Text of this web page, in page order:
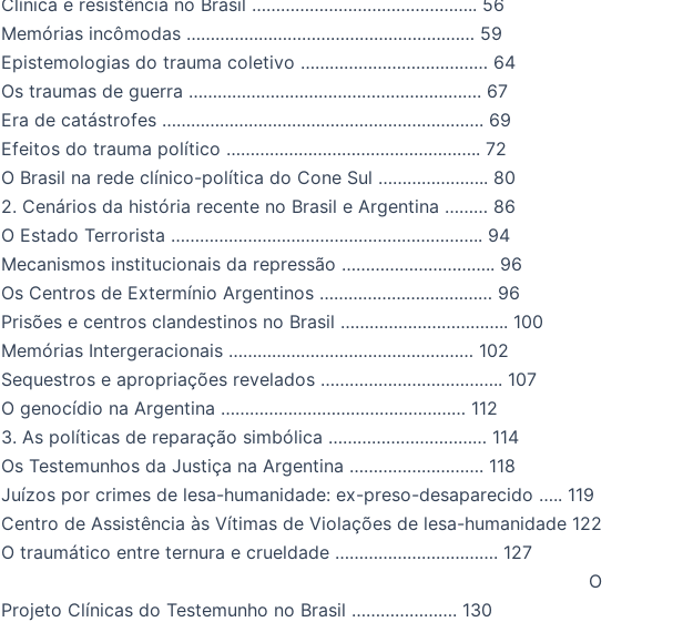
Memórias incômodas …………………………………………………… 59
Epistemologias do trauma coletivo ………………………………… 64
Os traumas de guerra ……………………………………………………. 67
Era de catástrofes …………………………………………………………. 69
Efeitos do trauma político …………………………………………….. 72
O Brasil na rede clínico-política do Cone Sul ………………….. 80
2. Cenários da história recente no Brasil e Argentina ……… 86
O Estado Terrorista ……………………………………………………….. 94
Mecanismos institucionais da repressão ………………………….. 96
Os Centros de Extermínio Argentinos ……………………………… 96
Prisões e centros clandestinos no Brasil …………………………….. 100
Memórias Intergeracionais …………………………………………… 102
Sequestros e apropriações revelados ……………………………….. 107
O genocídio na Argentina …………………………………………… 112
3. As políticas de reparação simbólica …………………………… 114
Os Testemunhos da Justiça na Argentina ………………………. 118
Juízos por crimes de lesa-humanidade: ex-preso-desaparecido ….. 119
Centro de Assistência às Vítimas de Violações de lesa-humanidade 122
O traumático entre ternura e crueldade ……………………………. 127
O
Projeto Clínicas do Testemunho no Brasil …………………. 130